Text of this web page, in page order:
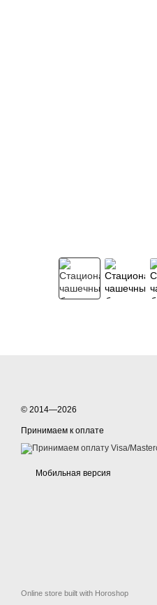
© 2014—2026
Принимаем к оплате
Мобильная версия
Online store built with Horoshop